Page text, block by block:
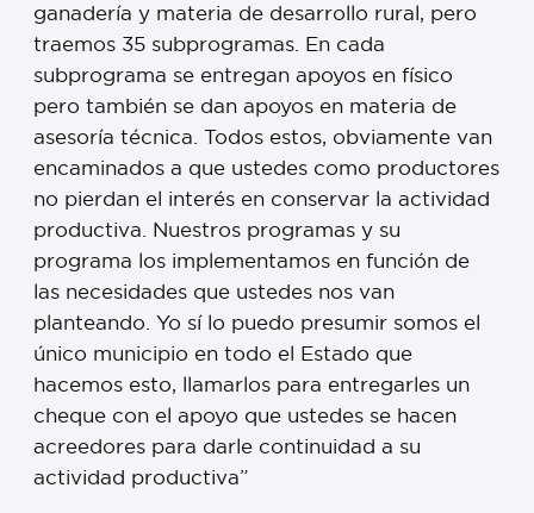
ganadería y materia de desarrollo rural, pero
traemos 35 subprogramas. En cada
subprograma se entregan apoyos en físico
pero también se dan apoyos en materia de
asesoría técnica. Todos estos, obviamente van
encaminados a que ustedes como productores
no pierdan el interés en conservar la actividad
productiva. Nuestros programas y su
programa los implementamos en función de
las necesidades que ustedes nos van
planteando. Yo sí lo puedo presumir somos el
único municipio en todo el Estado que
hacemos esto, llamarlos para entregarles un
cheque con el apoyo que ustedes se hacen
acreedores para darle continuidad a su
actividad productiva”